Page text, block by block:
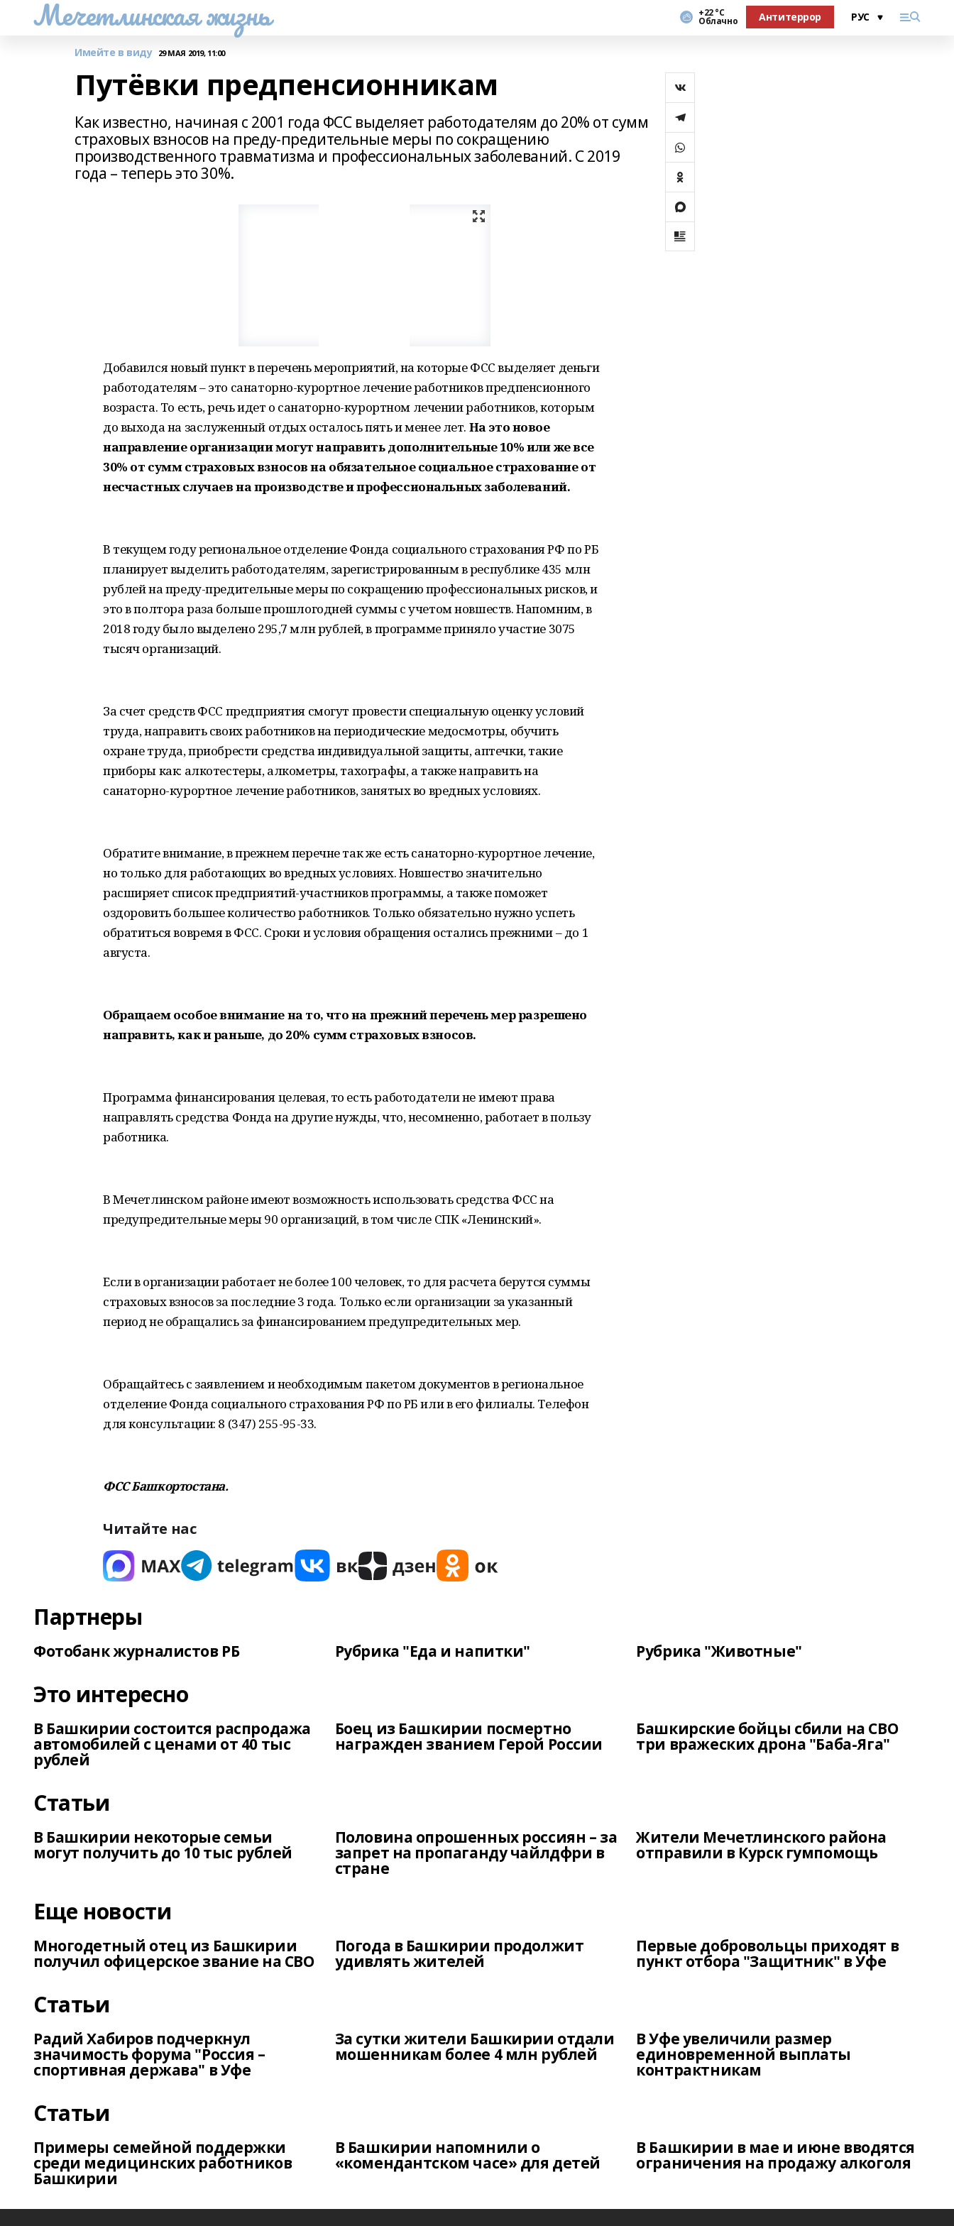
Мечетлинская жизнь +22 °С
Облачно Антитеррор
Имейте в виду 29 МАЯ 2019, 11:00
Путёвки предпенсионникам
Как известно, начиная с 2001 года ФСС выделяет работодателям до 20% от сумм
страховых взносов на преду-предительные меры по сокращению
производственного травматизма и профессиональных заболеваний. С 2019
года – теперь это 30%.
Добавился новый пункт в перечень мероприятий, на которые ФСС выделяет деньги
работодателям – это санаторно-курортное лечение работников предпенсионного
возраста. То есть, речь идет о санаторно-курортном лечении работников, которым
до выхода на заслуженный отдых осталось пять и менее лет. На это новое
направление организации могут направить дополнительные 10% или же все
30% от сумм страховых взносов на обязательное социальное страхование от
несчастных случаев на производстве и профессиональных заболеваний.
В текущем году региональное отделение Фонда социального страхования РФ по РБ
планирует выделить работодателям, зарегистрированным в республике 435 млн
рублей на преду-предительные меры по сокращению профессиональных рисков, и
это в полтора раза больше прошлогодней суммы с учетом новшеств. Напомним, в
2018 году было выделено 295,7 млн рублей, в программе приняло участие 3075
тысяч организаций.
За счет средств ФСС предприятия смогут провести специальную оценку условий
труда, направить своих работников на периодические медосмотры, обучить
охране труда, приобрести средства индивидуальной защиты, аптечки, такие
приборы как: алкотестеры, алкометры, тахографы, а также направить на
санаторно-курортное лечение работников, занятых во вредных условиях.
Обратите внимание, в прежнем перечне так же есть санаторно-курортное лечение,
но только для работающих во вредных условиях. Новшество значительно
расширяет список предприятий-участников программы, а также поможет
оздоровить большее количество работников. Только обязательно нужно успеть
обратиться вовремя в ФСС. Сроки и условия обращения остались прежними – до 1
августа.
Обращаем особое внимание на то, что на прежний перечень мер разрешено
направить, как и раньше, до 20% сумм страховых взносов.
Программа финансирования целевая, то есть работодатели не имеют права
направлять средства Фонда на другие нужды, что, несомненно, работает в пользу
работника.
В Мечетлинском районе имеют возможность использовать средства ФСС на
предупредительные меры 90 организаций, в том числе СПК «Ленинский».
Если в организации работает не более 100 человек, то для расчета берутся суммы
страховых взносов за последние 3 года. Только если организации за указанный
период не обращались за финансированием предупредительных мер.
Обращайтесь с заявлением и необходимым пакетом документов в региональное
отделение Фонда социального страхования РФ по РБ или в его филиалы. Телефон
для консультации: 8 (347) 255-95-33.
ФСС Башкортостана.
Читайте нас
Партнеры
Фотобанк журналистов РБ Рубрика "Еда и напитки" Рубрика "Животные"
Это интересно
В Башкирии состоится распродажа
автомобилей с ценами от 40 тыс
рублей
Боец из Башкирии посмертно
награжден званием Герой России
Башкирские бойцы сбили на СВО
три вражеских дрона "Баба-Яга"
Статьи
В Башкирии некоторые семьи
могут получить до 10 тыс рублей
Половина опрошенных россиян – за
запрет на пропаганду чайлдфри в
стране
Жители Мечетлинского района
отправили в Курск гумпомощь
Еще новости
Многодетный отец из Башкирии
получил офицерское звание на СВО
Погода в Башкирии продолжит
удивлять жителей
Первые добровольцы приходят в
пункт отбора "Защитник" в Уфе
Статьи
Радий Хабиров подчеркнул
значимость форума "Россия –
спортивная держава" в Уфе
За сутки жители Башкирии отдали
мошенникам более 4 млн рублей
В Уфе увеличили размер
единовременной выплаты
контрактникам
Статьи
Примеры семейной поддержки
среди медицинских работников
Башкирии
В Башкирии напомнили о
«комендантском часе» для детей
В Башкирии в мае и июне вводятся
ограничения на продажу алкоголя